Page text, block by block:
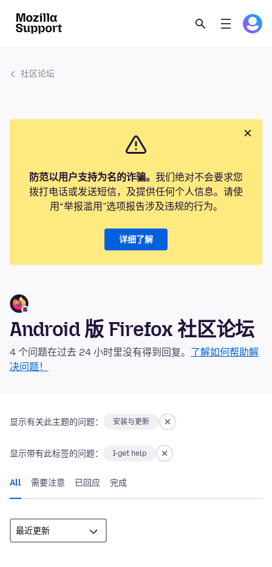
社区论坛
防范以用户支持为名的诈骗。 我们绝对不会要求您
拨打电话或发送短信，及提供任何个人信息。请使
用“举报滥用”选项报告涉及违规的行为。
详细了解
Android 版 Firefox 社区论坛
4 个问题在过去 24 小时里没有得到回复。 了解如何帮助解
决问题！
显示有关此主题的问题： 安装与更新
显示带有此标签的问题： I-get help
All 需要注意 已回应 完成